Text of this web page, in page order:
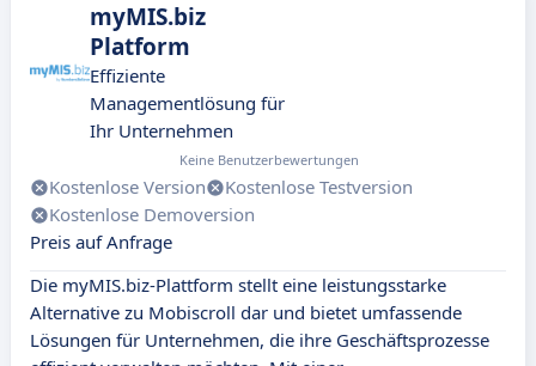
myMIS.biz
Platform
Effiziente
Managementlösung für
Ihr Unternehmen
Keine Benutzerbewertungen
Kostenlose Version
Kostenlose Testversion
Kostenlose Demoversion
Preis auf Anfrage
Die myMIS.biz-Plattform stellt eine leistungsstarke
Alternative zu Mobiscroll dar und bietet umfassende
Lösungen für Unternehmen, die ihre Geschäftsprozesse